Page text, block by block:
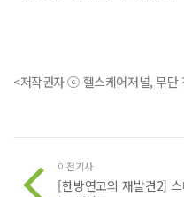
<저작권자 ⓒ 헬스케어저널, 무단
이전기사
[한방연고의 재발견2]